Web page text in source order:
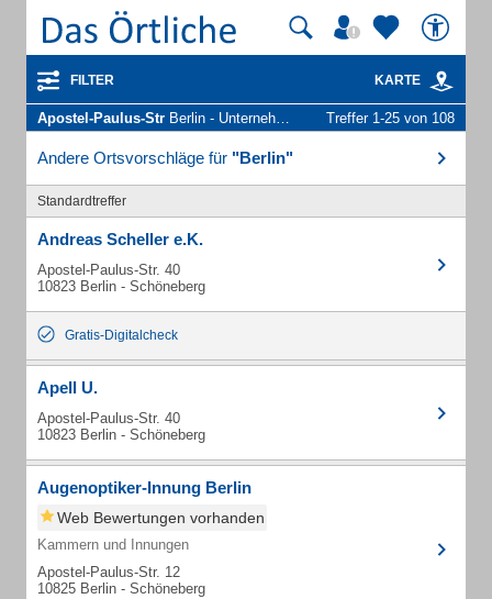
FILTER KARTE
Apostel-Paulus-Str Berlin - Unternehmen und Personen Treffer 1-25 von 108
Andere Ortsvorschläge für "Berlin"
Standardtreffer
Andreas Scheller e.K.
Apostel-Paulus-Str. 40
10823 Berlin - Schöneberg
Gratis-Digitalcheck
Apell U.
Apostel-Paulus-Str. 40
10823 Berlin - Schöneberg
Augenoptiker-Innung Berlin
Web Bewertungen vorhanden
Kammern und Innungen
Apostel-Paulus-Str. 12
10825 Berlin - Schöneberg